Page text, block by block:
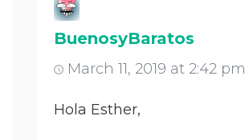
BuenosyBaratos
March 11, 2019 at 2:42 pm
Hola Esther,